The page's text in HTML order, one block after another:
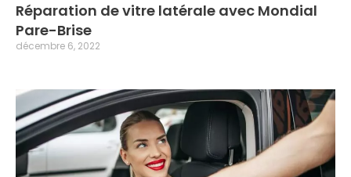
Réparation de vitre latérale avec Mondial
Pare-Brise
décembre 6, 2022